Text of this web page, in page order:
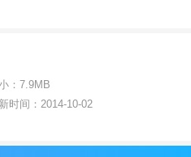
：7.9MB
时间： 2014-10-02